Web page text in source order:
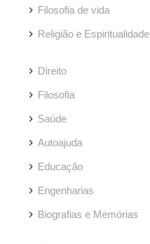
Filosofia de vida
Religião e Espiritualidade
Direito
Filosofia
Saúde
Autoajuda
Educação
Engenharias
Biografias e Memórias